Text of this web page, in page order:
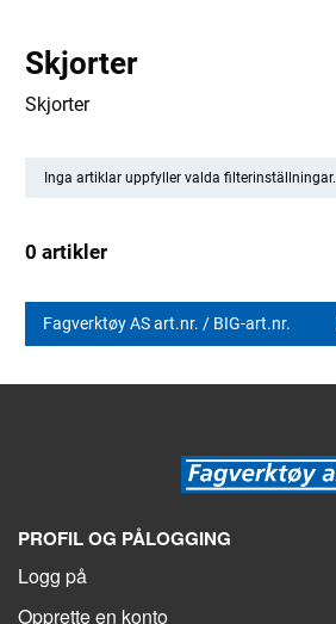
Skjorter
Skjorter
Inga artiklar uppfyller valda filterinställningar.
0 artikler
Fagverktøy AS art.nr. / BIG-art.nr.
PROFIL OG PÅLOGGING
Logg på
Opprette en konto